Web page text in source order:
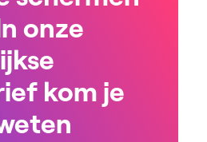
onze
kom je